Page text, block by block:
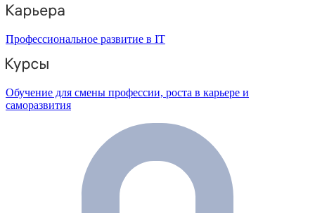
Профессиональное развитие в IT
Обучение для смены профессии, роста в карьере и
саморазвития